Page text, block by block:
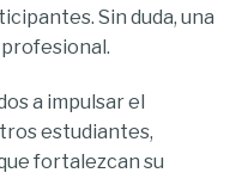
Sin duda, una
a impulsar el
estudiantes,
fortalezcan su